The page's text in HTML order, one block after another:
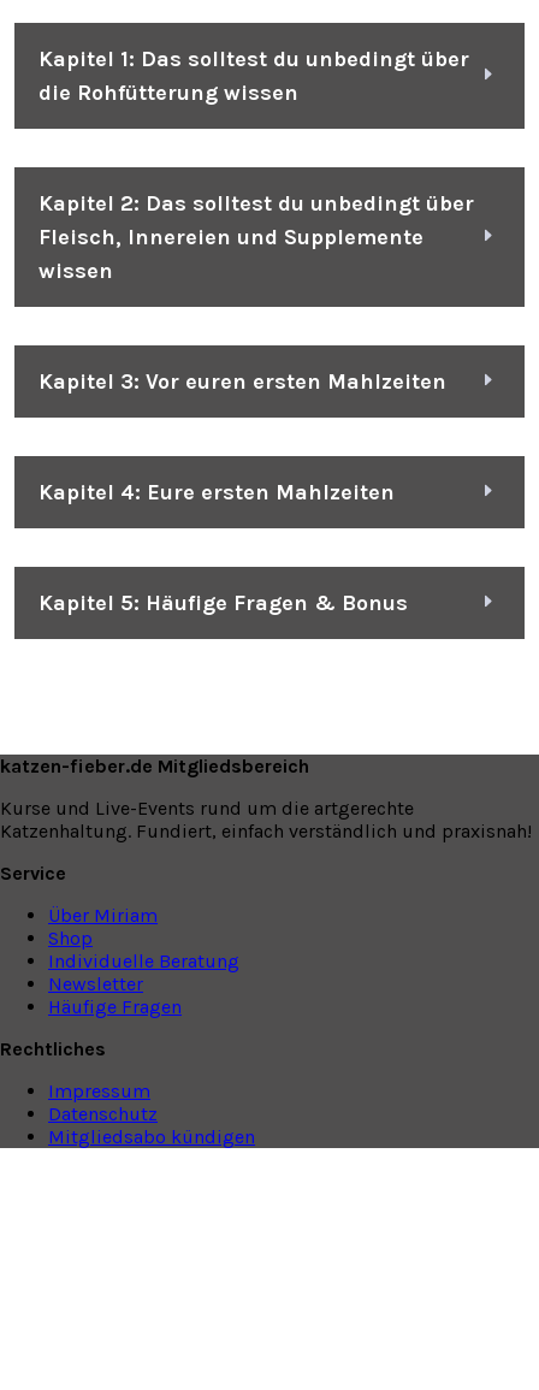
Kapitel 1: Das solltest du unbedingt über
die Rohfütterung wissen
Kapitel 2: Das solltest du unbedingt über
Fleisch, Innereien und Supplemente
wissen
Kapitel 3: Vor euren ersten Mahlzeiten
Kapitel 4: Eure ersten Mahlzeiten
Kapitel 5: Häufige Fragen & Bonus
katzen-fieber.de Mitgliedsbereich
Kurse und Live-Events rund um die artgerechte
Katzenhaltung. Fundiert, einfach verständlich und praxisnah!
Service
Über Miriam
Shop
Individuelle Beratung
Newsletter
Häufige Fragen
Rechtliches
Impressum
Datenschutz
Mitgliedsabo kündigen